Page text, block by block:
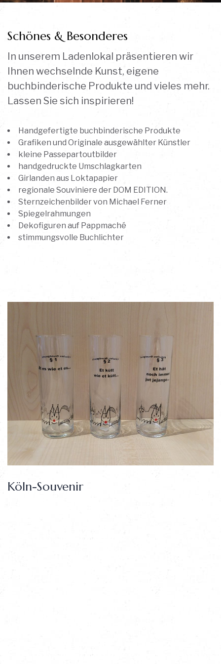
Schönes & Besonderes
In unserem Ladenlokal präsentieren wir
Ihnen wechselnde Kunst, eigene
buchbinderische Produkte und vieles mehr.
Lassen Sie sich inspirieren!
Handgefertigte buchbinderische Produkte
Grafiken und Originale ausgewählter Künstler
kleine Passepartoutbilder
handgedruckte Umschlagkarten
Girlanden aus Loktapapier
regionale Souviniere der DOM EDITION.
Sternzeichenbilder von Michael Ferner
Spiegelrahmungen
Dekofiguren auf Pappmaché
stimmungsvolle Buchlichter
Köln-Souvenir